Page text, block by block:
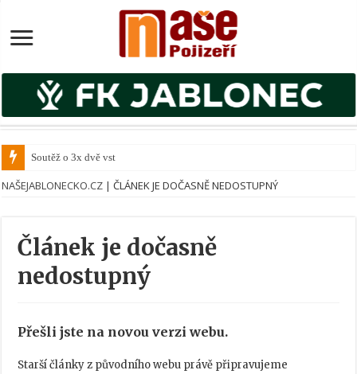
Soutěž o 3x dvě vstupen
NAŠEJABLONECKO.CZ | ČLÁNEK JE DOČASNĚ NEDOSTUPNÝ
Článek je dočasně
nedostupný
Přešli jste na novou verzi webu.
Starší články z původního webu právě připravujeme